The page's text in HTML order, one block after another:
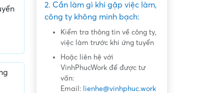
2. Cần làm gì khi gặp việc làm,
công ty không minh bạch:
Kiểm tra thông tin về công ty,
việc làm trước khi ứng tuyển
Hoặc liên hệ với
VinhPhucWork để được tư
vấn:
Email: lienhe@vinhphuc.work